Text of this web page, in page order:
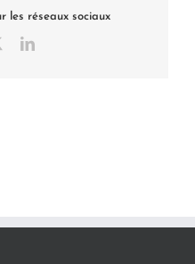
les réseaux sociaux
LinkedIn